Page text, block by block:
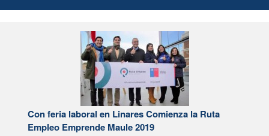
Con feria laboral en Linares Comienza la Ruta
Empleo Emprende Maule 2019